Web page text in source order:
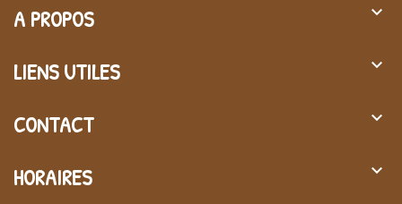
A PROPOS keyboard_arrow_down
LIENS UTILES keyboard_arrow_down
CONTACT keyboard_arrow_down
HORAIRES keyboard_arrow_down